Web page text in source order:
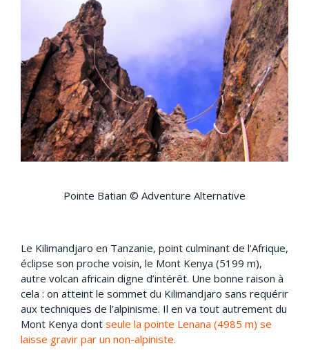
Pointe Batian © Adventure Alternative
Le Kilimandjaro en Tanzanie, point culminant de l’Afrique,
éclipse son proche voisin, le Mont Kenya (5199 m),
autre volcan africain digne d’intérêt. Une bonne raison à
cela : on atteint le sommet du Kilimandjaro sans requérir
aux techniques de l’alpinisme. Il en va tout autrement du
Mont Kenya dont seule la pointe Lenana (4985 m) se
laisse gravir par un non-alpiniste.